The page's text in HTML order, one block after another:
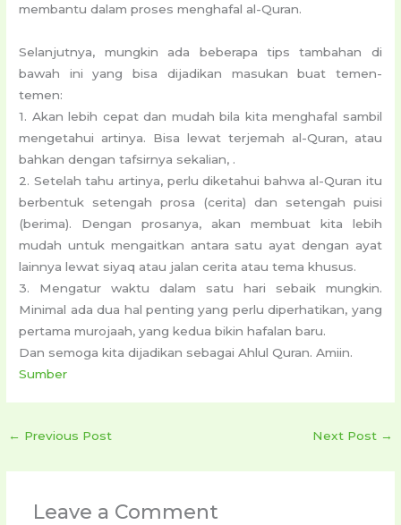
membantu dalam proses menghafal al-Quran.
Selanjutnya, mungkin ada beberapa tips tambahan di
bawah ini yang bisa dijadikan masukan buat temen-
temen:
1. Akan lebih cepat dan mudah bila kita menghafal sambil
mengetahui artinya. Bisa lewat terjemah al-Quran, atau
bahkan dengan tafsirnya sekalian, .
2. Setelah tahu artinya, perlu diketahui bahwa al-Quran itu
berbentuk setengah prosa (cerita) dan setengah puisi
(berima). Dengan prosanya, akan membuat kita lebih
mudah untuk mengaitkan antara satu ayat dengan ayat
lainnya lewat siyaq atau jalan cerita atau tema khusus.
3. Mengatur waktu dalam satu hari sebaik mungkin.
Minimal ada dua hal penting yang perlu diperhatikan, yang
pertama murojaah, yang kedua bikin hafalan baru.
Dan semoga kita dijadikan sebagai Ahlul Quran. Amiin.
Sumber
← Previous Post Next Post →
Leave a Comment